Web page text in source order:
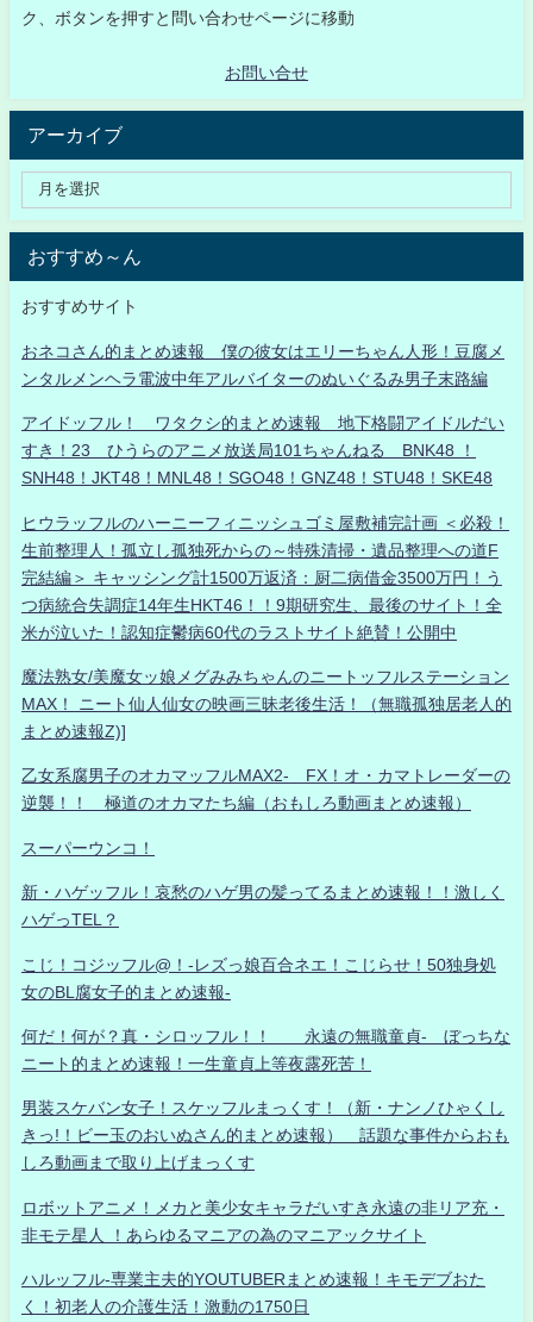
ク、ボタンを押すと問い合わせページに移動
お問い合せ
アーカイブ
おすすめ～ん
おすすめサイト
おネコさん的まとめ速報 僕の彼女はエリーちゃん人形！豆腐メ
ンタルメンヘラ電波中年アルバイターのぬいぐるみ男子末路編
アイドッフル！ ワタクシ的まとめ速報 地下格闘アイドルだい
すき！23 ひうらのアニメ放送局101ちゃんねる BNK48 ！
SNH48！JKT48！MNL48！SGO48！GNZ48！STU48！SKE48
ヒウラッフルのハーニーフィニッシュゴミ屋敷補完計画 ＜必殺！
生前整理人！孤立し孤独死からの～特殊清掃・遺品整理への道F
完結編＞ キャッシング計1500万返済：厨二病借金3500万円！う
つ病統合失調症14年生HKT46！！9期研究生、最後のサイト！全
米が泣いた！認知症鬱病60代のラストサイト絶賛！公開中
魔法熟女/美魔女ッ娘メグみみちゃんのニートッフルステーション
MAX！ ニート仙人仙女の映画三昧老後生活！（無職孤独居老人的
まとめ速報Z)]
乙女系腐男子のオカマッフルMAX2- FX！オ・カマトレーダーの
逆襲！！ 極道のオカマたち編（おもしろ動画まとめ速報）
スーパーウンコ！
新・ハゲッフル！哀愁のハゲ男の髪ってるまとめ速報！！激しく
ハゲっTEL？
こじ！コジッフル@！-レズっ娘百合ネエ！こじらせ！50独身処
女のBL腐女子的まとめ速報-
何だ！何が？真・シロッフル！！ 永遠の無職童貞- ぼっちな
ニート的まとめ速報！一生童貞上等夜露死苦！
男装スケバン女子！スケッフルまっくす！（新・ナンノひゃくし
きっ!！ビー玉のおいぬさん的まとめ速報） 話題な事件からおも
しろ動画まで取り上げまっくす
ロボットアニメ！メカと美少女キャラだいすき永遠の非リア充・
非モテ星人 ！あらゆるマニアの為のマニアックサイト
ハルッフル-専業主夫的YOUTUBERまとめ速報！キモデブおた
く！初老人の介護生活！激動の1750日